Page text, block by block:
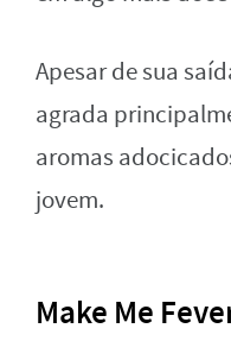
Apesar de sua
agrada
aromas
jovem.
Make Me